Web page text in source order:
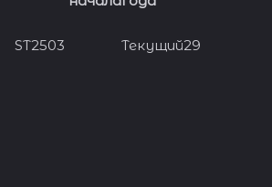
ST2503 Текущий29